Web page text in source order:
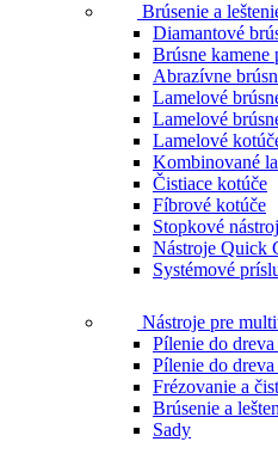
Brúsenie a
Diamantové
Brúsne kamene
Abrazívne
Lamelové
Lamelové
Lamelové
Kombinované
Čistiace kotúče
Fíbrové kotúče
Stopkové
Nástroje Quick
Systémové
Nástroje pre
Pílenie do
Pílenie do
Frézovanie a
Brúsenie a
Sady